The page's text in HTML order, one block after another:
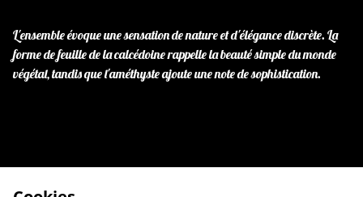
L'ensemble évoque une sensation de nature et d'élégance discrète. La
forme de feuille de la calcédoine rappelle la beauté simple du monde
végétal, tandis que l'améthyste ajoute une note de sophistication.